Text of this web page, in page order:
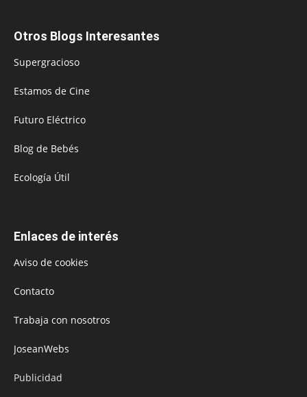
Otros Blogs Interesantes
Supergracioso
Estamos de Cine
Futuro Eléctrico
Blog de Bebés
Ecología Útil
Enlaces de interés
Aviso de cookies
Contacto
Trabaja con nosotros
JoseanWebs
Publicidad